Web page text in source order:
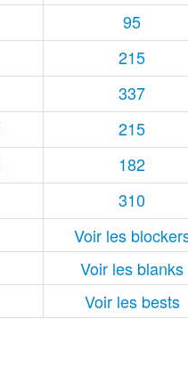
95
215
337
215
182
310
Voir les
Voir les blanks
Voir les bests